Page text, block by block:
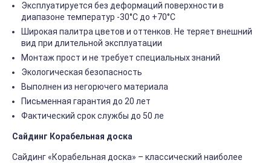
Эксплуатируется без деформаций поверхности в
диапазоне температур -30°C до +70°C
Широкая палитра цветов и оттенков. Не теряет внешний
вид при длительной эксплуатации
Монтаж прост и не требует специальных знаний
Экологическая безопасность
Выполнен из негорючего материала
Письменная гарантия до 20 лет
Фактический срок службы до 50 ле
Сайдинг Корабельная доска
Сайдинг «Корабельная доска» – классический наиболее